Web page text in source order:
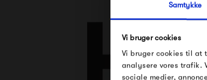
Samtykke
Vi bruger cookies
Vi bruger cookies til at
analysere vores trafik.
sociale medier,